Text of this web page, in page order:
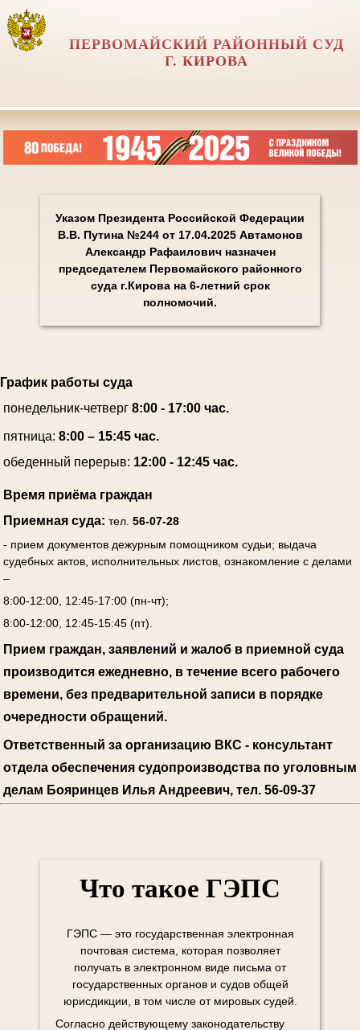
ПЕРВОМАЙСКИЙ РАЙОННЫЙ СУД
Г. КИРОВА
Указом Президента Российской Федерации
В.В. Путина №244 от 17.04.2025 Автамонов
Александр Рафаилович назначен
председателем Первомайского районного
суда г.Кирова на 6-летний срок
полномочий.
График работы суда
понедельник-четверг 8:00 - 17:00 час.
пятница: 8:00 – 15:45 час.
обеденный перерыв: 12:00 - 12:45 час.
Время приёма граждан
Приемная суда: тел. 56-07-28
- прием документов дежурным помощником судьи; выдача
судебных актов, исполнительных листов, ознакомление с делами
–
8:00-12:00, 12:45-17:00 (пн-чт);
8:00-12:00, 12:45-15:45 (пт).
Прием граждан, заявлений и жалоб в приемной суда
производится ежедневно, в течение всего рабочего
времени, без предварительной записи в порядке
очередности обращений.
Ответственный за организацию ВКС - консультант
отдела обеспечения судопроизводства по уголовным
делам Бояринцев Илья Андреевич, тел. 56-09-37
Что такое ГЭПС
ГЭПС — это государственная электронная
почтовая система, которая позволяет
получать в электронном виде письма от
государственных органов и судов общей
юрисдикции, в том числе от мировых судей.
Согласно действующему законодательству